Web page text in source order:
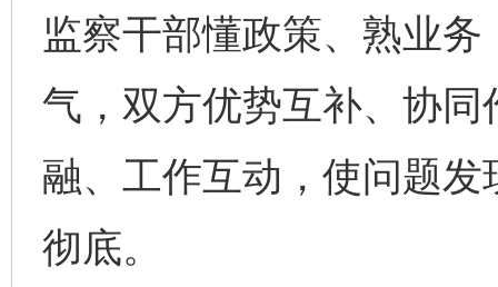
监察干部懂政策、熟业
气，双方优势互补、协
融、工作互动，使问题
彻底。